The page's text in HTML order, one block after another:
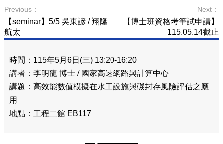
Previous：
【seminar】5/5 吳東諺 / 翔隆
航太
Next：
【博士班資格考筆試申請】
115.05.14截止
時間：115年5月6日(三) 13:20-16:20
講者：李明龍 博士 / 國家高速網路與計算中心
講題：高效能數值模擬在水工設施與碳封存風險評估之應
用
地點：工程二館 EB117